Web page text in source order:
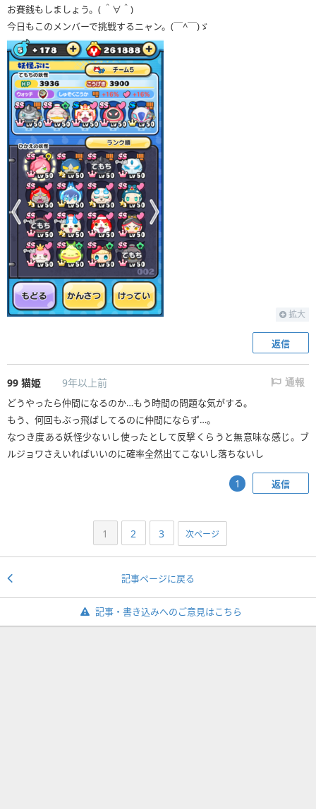
お賽銭もしましょう。( ＾∀＾)
今日もこのメンバーで挑戦するニャン。(￣^￣)ゞ
拡大
返信
99 猫姫 9年以上前 通報
どうやったら仲間になるのか…もう時間の問題な気がする。
もう、何回もぶっ飛ばしてるのに仲間にならず…。
なつき度ある妖怪少ないし使ったとして反撃くらうと無意味な感じ。ブ
ルジョワさえいればいいのに確率全然出てこないし落ちないし
返信
1
1 2 3 次ページ
記事ページに戻る
記事・書き込みへのご意見はこちら